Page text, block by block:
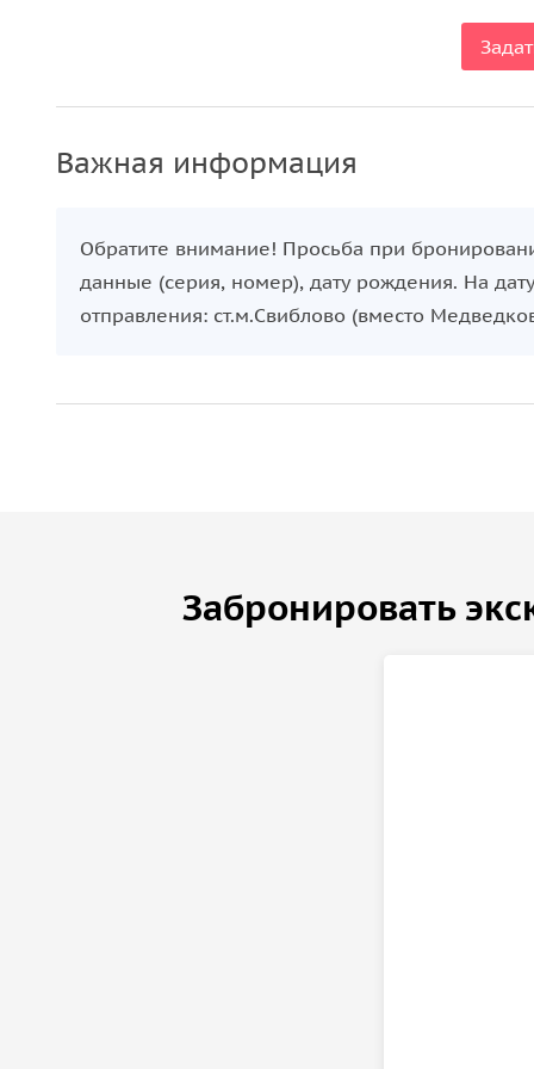
Важная информация
Обратите внимание! Просьба при
данные (серия, номер), дату рождения. На
отправления: ст.м.Свиблово (вместо
Забронировать